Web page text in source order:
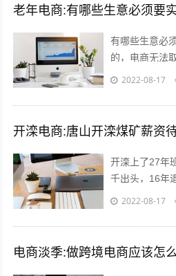
有哪些生意必
的，电商无法
发店，理发是
2022-08-17
开滦电商:唐山开滦煤矿薪资
开滦上了27年
千出头，16年
工资要高于开
2022-08-17